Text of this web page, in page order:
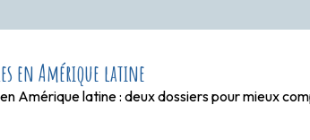
en Amérique latine
Amérique latine : deux dossiers pour mieux